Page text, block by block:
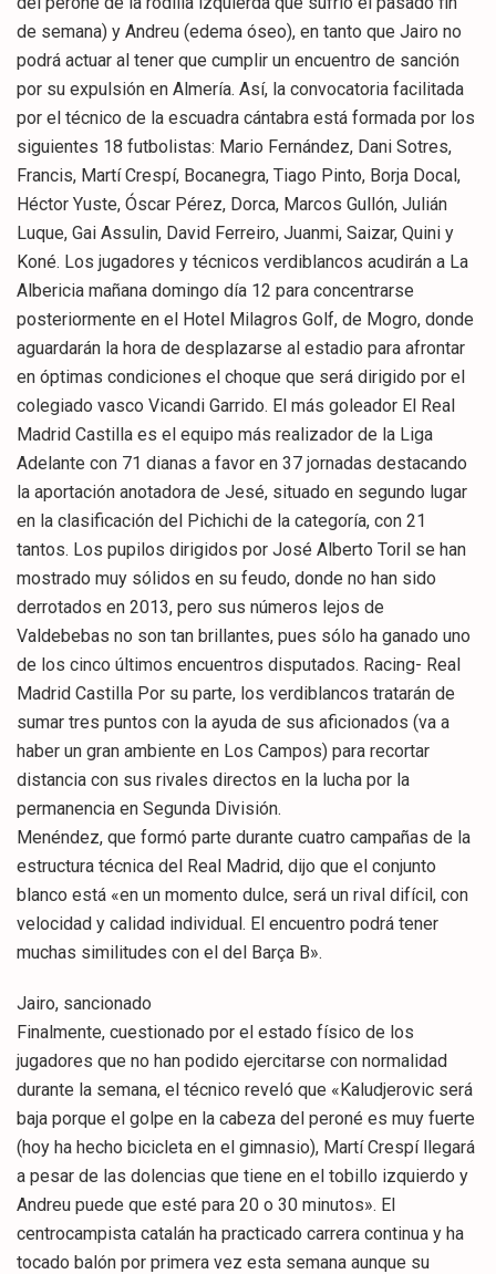
de semana) y Andreu (edema óseo), en tanto que Jairo no
podrá actuar al tener que cumplir un encuentro de sanción
por su expulsión en Almería. Así, la convocatoria facilitada
por el técnico de la escuadra cántabra está formada por los
siguientes 18 futbolistas: Mario Fernández, Dani Sotres,
Francis, Martí Crespí, Bocanegra, Tiago Pinto, Borja Docal,
Héctor Yuste, Óscar Pérez, Dorca, Marcos Gullón, Julián
Luque, Gai Assulin, David Ferreiro, Juanmi, Saizar, Quini y
Koné. Los jugadores y técnicos verdiblancos acudirán a La
Albericia mañana domingo día 12 para concentrarse
posteriormente en el Hotel Milagros Golf, de Mogro, donde
aguardarán la hora de desplazarse al estadio para afrontar
en óptimas condiciones el choque que será dirigido por el
colegiado vasco Vicandi Garrido. El más goleador El Real
Madrid Castilla es el equipo más realizador de la Liga
Adelante con 71 dianas a favor en 37 jornadas destacando
la aportación anotadora de Jesé, situado en segundo lugar
en la clasificación del Pichichi de la categoría, con 21
tantos. Los pupilos dirigidos por José Alberto Toril se han
mostrado muy sólidos en su feudo, donde no han sido
derrotados en 2013, pero sus números lejos de
Valdebebas no son tan brillantes, pues sólo ha ganado uno
de los cinco últimos encuentros disputados. Racing- Real
Madrid Castilla Por su parte, los verdiblancos tratarán de
sumar tres puntos con la ayuda de sus aficionados (va a
haber un gran ambiente en Los Campos) para recortar
distancia con sus rivales directos en la lucha por la
permanencia en Segunda División.
Menéndez, que formó parte durante cuatro campañas de la
estructura técnica del Real Madrid, dijo que el conjunto
blanco está «en un momento dulce, será un rival difícil, con
velocidad y calidad individual. El encuentro podrá tener
muchas similitudes con el del Barça B».
Jairo, sancionado
Finalmente, cuestionado por el estado físico de los
jugadores que no han podido ejercitarse con normalidad
durante la semana, el técnico reveló que «Kaludjerovic será
baja porque el golpe en la cabeza del peroné es muy fuerte
(hoy ha hecho bicicleta en el gimnasio), Martí Crespí llegará
a pesar de las dolencias que tiene en el tobillo izquierdo y
Andreu puede que esté para 20 o 30 minutos». El
centrocampista catalán ha practicado carrera continua y ha
tocado balón por primera vez esta semana aunque su